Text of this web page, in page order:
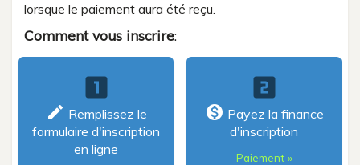
lorsque le paiement aura été reçu.
Comment vous inscrire:
looks_one
create Remplissez le
formulaire d'inscription
en ligne
looks_two
monetization_on Payez la finance
d'inscription
Paiement »